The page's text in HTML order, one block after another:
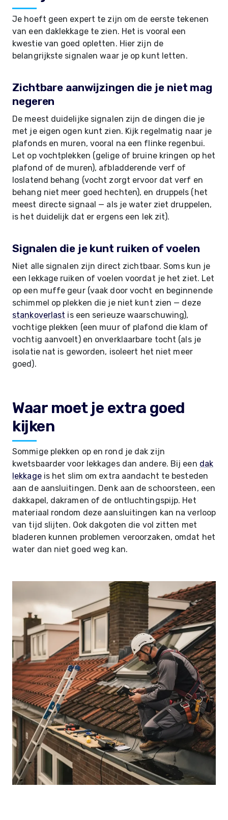
Je hoeft geen expert te zijn om de eerste tekenen
van een daklekkage te zien. Het is vooral een
kwestie van goed opletten. Hier zijn de
belangrijkste signalen waar je op kunt letten.
Zichtbare aanwijzingen die je niet mag
negeren
De meest duidelijke signalen zijn de dingen die je
met je eigen ogen kunt zien. Kijk regelmatig naar je
plafonds en muren, vooral na een flinke regenbui.
Let op vochtplekken (gelige of bruine kringen op het
plafond of de muren), afbladderende verf of
loslatend behang (vocht zorgt ervoor dat verf en
behang niet meer goed hechten), en druppels (het
meest directe signaal — als je water ziet druppelen,
is het duidelijk dat er ergens een lek zit).
Signalen die je kunt ruiken of voelen
Niet alle signalen zijn direct zichtbaar. Soms kun je
een lekkage ruiken of voelen voordat je het ziet. Let
op een muffe geur (vaak door vocht en beginnende
schimmel op plekken die je niet kunt zien — deze
stankoverlast is een serieuze waarschuwing),
vochtige plekken (een muur of plafond die klam of
vochtig aanvoelt) en onverklaarbare tocht (als je
isolatie nat is geworden, isoleert het niet meer
goed).
Waar moet je extra goed
kijken
Sommige plekken op en rond je dak zijn
kwetsbaarder voor lekkages dan andere. Bij een dak
lekkageis het slim om extra aandacht te besteden
aan de aansluitingen. Denk aan de schoorsteen, een
dakkapel, dakramen of de ontluchtingspijp. Het
materiaal rondom deze aansluitingen kan na verloop
van tijd slijten. Ook dakgoten die vol zitten met
bladeren kunnen problemen veroorzaken, omdat het
water dan niet goed weg kan.